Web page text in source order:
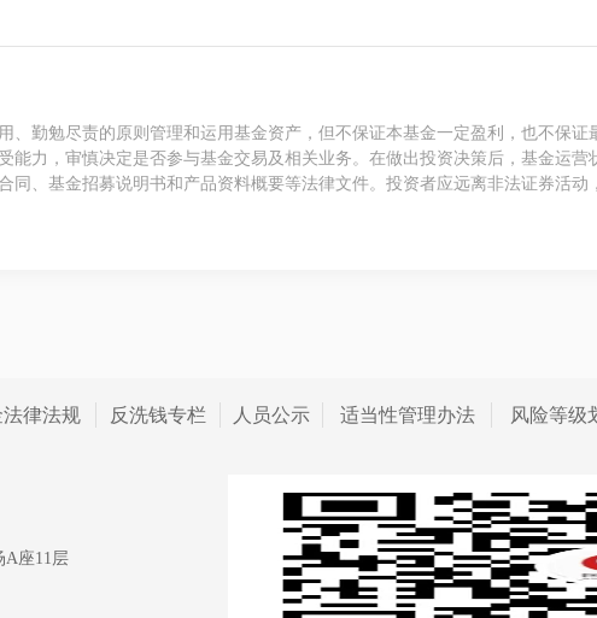
、勤勉尽责的原则管理和运用基金资产，但不保证本基金一定盈利，也不保
能力，审慎决定是否参与基金交易及相关业务。在做出投资决策后，基金运
同、基金招募说明书和产品资料概要等法律文件。投资者应远离非法证券活
律法规 反洗钱专栏 人员公示 适当性管理办法 风险等级
A座11层